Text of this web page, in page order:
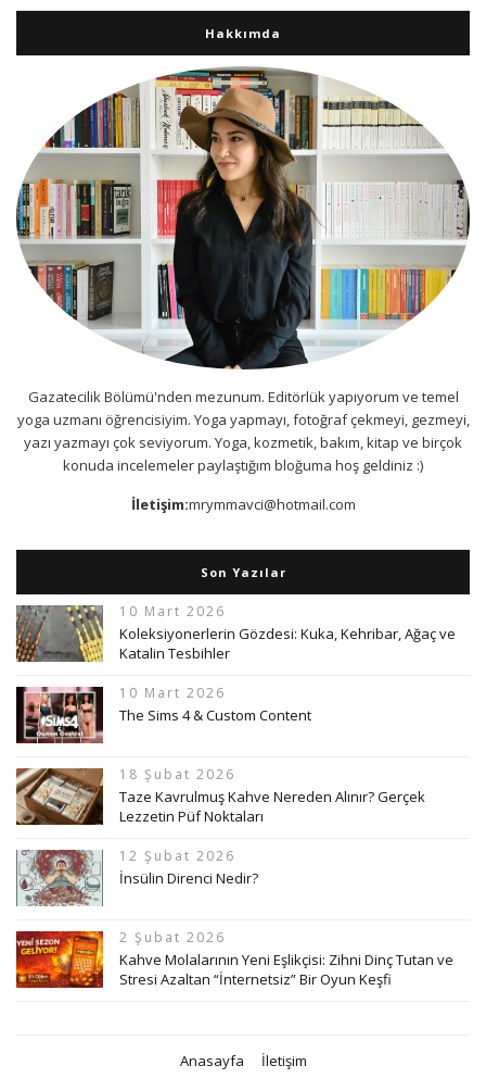
Hakkımda
Gazatecilik Bölümü'nden mezunum. Editörlük yapıyorum ve temel
yoga uzmanı öğrencisiyim. Yoga yapmayı, fotoğraf çekmeyi, gezmeyi,
yazı yazmayı çok seviyorum. Yoga, kozmetik, bakım, kitap ve birçok
konuda incelemeler paylaştığım bloğuma hoş geldiniz :)
İletişim:mrymmavci@hotmail.com
Son Yazılar
10 Mart 2026
Koleksiyonerlerin Gözdesi: Kuka, Kehribar, Ağaç ve
Katalin Tesbihler
10 Mart 2026
The Sims 4 & Custom Content
18 Şubat 2026
Taze Kavrulmuş Kahve Nereden Alınır? Gerçek
Lezzetin Püf Noktaları
12 Şubat 2026
İnsülin Direnci Nedir?
2 Şubat 2026
Kahve Molalarının Yeni Eşlikçisi: Zihni Dinç Tutan ve
Stresi Azaltan “İnternetsiz” Bir Oyun Keşfi
Anasayfa İletişim